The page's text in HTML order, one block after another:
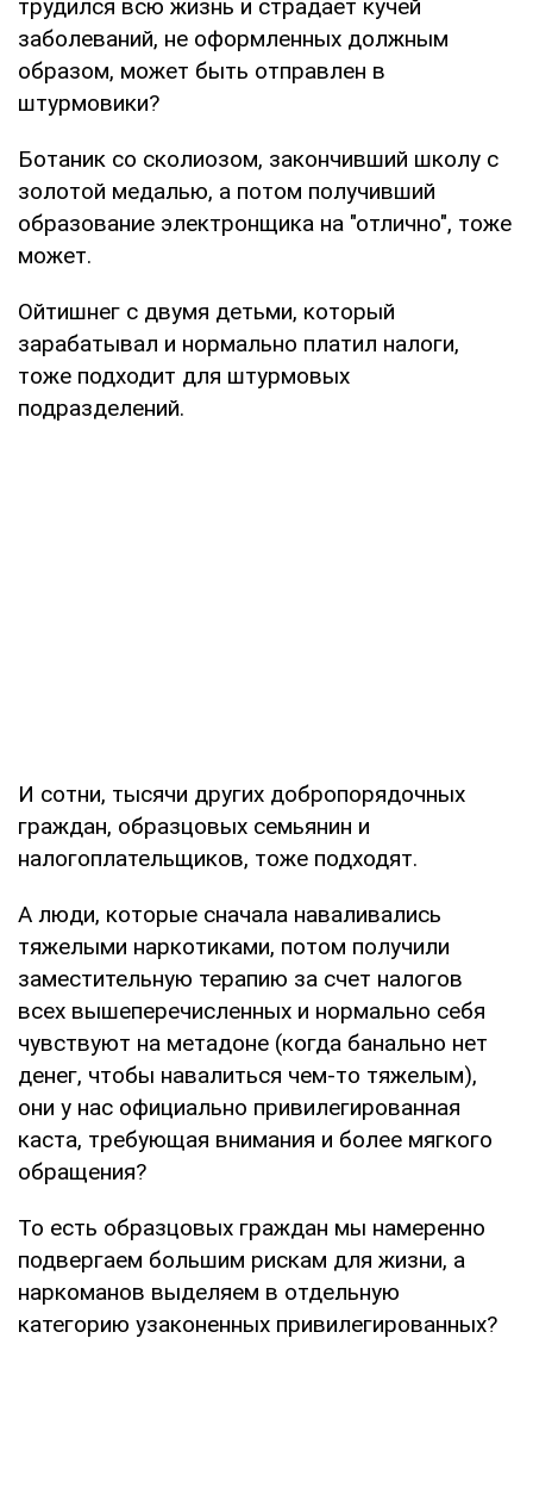
трудился всю жизнь и страдает кучей
заболеваний, не оформленных должным
образом, может быть отправлен в
штурмовики?
Ботаник со сколиозом, закончивший школу с
золотой медалью, а потом получивший
образование электронщика на "отлично", тоже
может.
Ойтишнег с двумя детьми, который
зарабатывал и нормально платил налоги,
тоже подходит для штурмовых
подразделений.
И сотни, тысячи других добропорядочных
граждан, образцовых семьянин и
налогоплательщиков, тоже подходят.
А люди, которые сначала наваливались
тяжелыми наркотиками, потом получили
заместительную терапию за счет налогов
всех вышеперечисленных и нормально себя
чувствуют на метадоне (когда банально нет
денег, чтобы навалиться чем-то тяжелым),
они у нас официально привилегированная
каста, требующая внимания и более мягкого
обращения?
То есть образцовых граждан мы намеренно
подвергаем большим рискам для жизни, а
наркоманов выделяем в отдельную
категорию узаконенных привилегированных?